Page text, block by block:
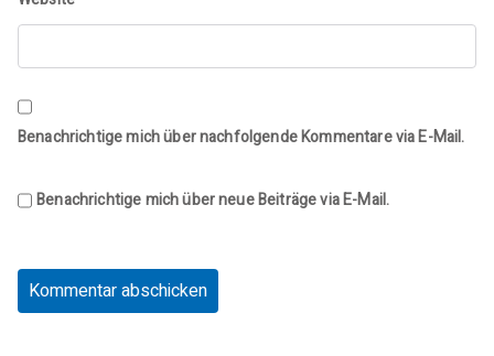
Benachrichtige mich über nachfolgende Kommentare via E-Mail.
Benachrichtige mich über neue Beiträge via E-Mail.